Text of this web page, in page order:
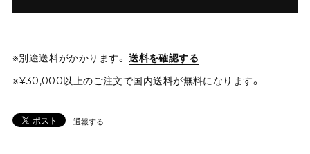
※別途送料がかかります。 送料を確認する
※¥30,000以上のご注文で国内送料が無料になります。
通報する